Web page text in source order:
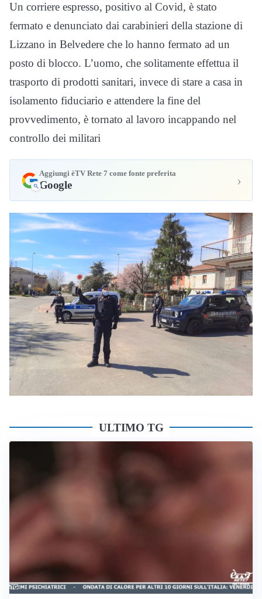
Un corriere espresso, positivo al Covid, è stato
fermato e denunciato dai carabinieri della stazione di
Lizzano in Belvedere che lo hanno fermato ad un
posto di blocco. L’uomo, che solitamente effettua il
trasporto di prodotti sanitari, invece di stare a casa in
isolamento fiduciario e attendere la fine del
provvedimento, è tornato al lavoro incappando nel
controllo dei militari
Aggiungi èTV Rete 7 come fonte preferita
Google ›
ULTIMO TG